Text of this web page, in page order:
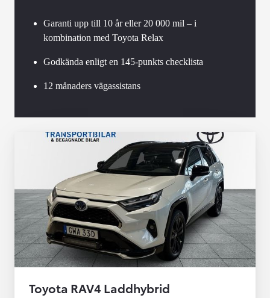
Garanti upp till 10 år eller 20 000 mil – i
kombination med Toyota Relax
Godkända enligt en 145-punkts checklista
12 månaders vägassistans
Toyota RAV4 Laddhybrid